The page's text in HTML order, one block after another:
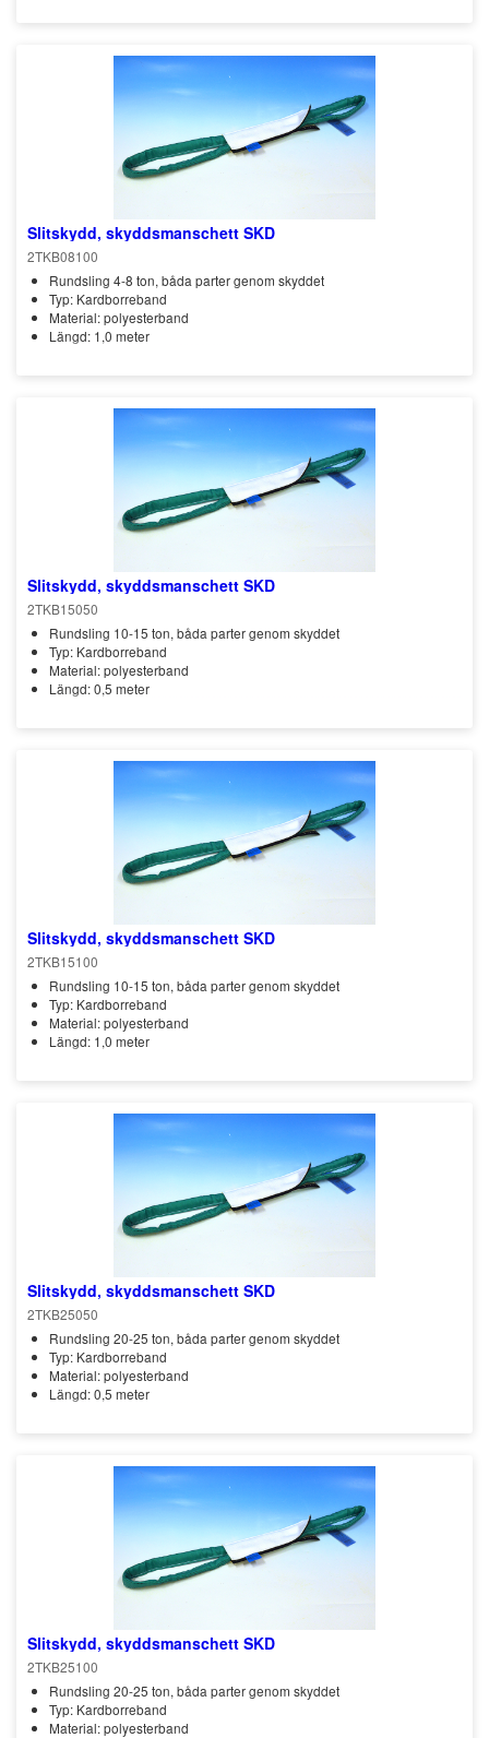
Slitskydd, skyddsmanschett SKD
2TKB08100
Rundsling 4-8 ton, båda parter genom skyddet
Typ: Kardborreband
Material: polyesterband
Längd: 1,0 meter
Slitskydd, skyddsmanschett SKD
2TKB15050
Rundsling 10-15 ton, båda parter genom skyddet
Typ: Kardborreband
Material: polyesterband
Längd: 0,5 meter
Slitskydd, skyddsmanschett SKD
2TKB15100
Rundsling 10-15 ton, båda parter genom skyddet
Typ: Kardborreband
Material: polyesterband
Längd: 1,0 meter
Slitskydd, skyddsmanschett SKD
2TKB25050
Rundsling 20-25 ton, båda parter genom skyddet
Typ: Kardborreband
Material: polyesterband
Längd: 0,5 meter
Slitskydd, skyddsmanschett SKD
2TKB25100
Rundsling 20-25 ton, båda parter genom skyddet
Typ: Kardborreband
Material: polyesterband